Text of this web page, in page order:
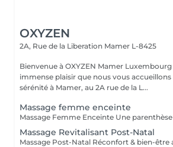
OXYZEN
2A, Rue de la Liberation Mamer L-8425
Bienvenue à OXYZEN Mamer Luxembourg ! C'est avec
immense plaisir que nous vous
sérénité à Mamer, au 2A rue de la L...
Massage femme enceinte
Massage Revitalisant Post-Natal